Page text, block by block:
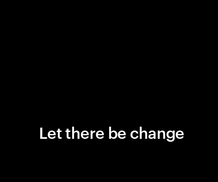
Let there be change